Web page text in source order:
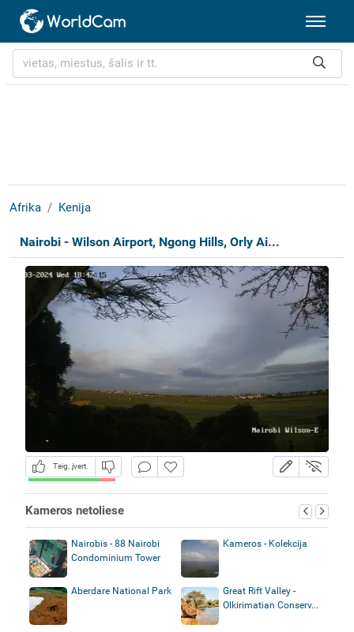
Afrika Kenija
Nairobi - Wilson Airport, Ngong Hills, Orly Ai...
Teig. įvert.
Kameros netoliese
Nairobis - 88 Nairobi
Condominium Tower
Kameros - Kolekcija
Aberdare National Park
Great Rift Valley -
Olkirimatian Conserv...